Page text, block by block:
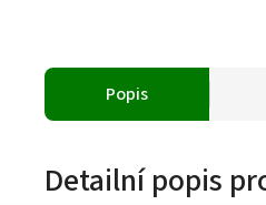
Popis
Detailní popis